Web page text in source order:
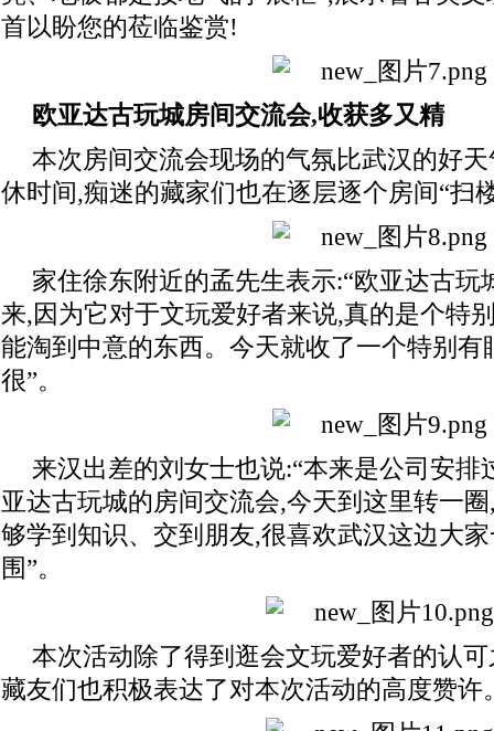
首以盼您的莅临鉴赏!
欧亚达古玩城房间交流会,收获多又精
本次房间交流会现场的气氛比武汉的好
休时间,痴迷的藏家们也在逐层逐个房间“扫
家住徐东附近的孟先生表示:“欧亚达古玩
来,因为它对于文玩爱好者来说,真的是个特
能淘到中意的东西。今天就收了一个特别有
很”。
来汉出差的刘女士也说:“本来是公司安排
亚达古玩城的房间交流会,今天到这里转一
够学到知识、交到朋友,很喜欢武汉这边大
围”。
本次活动除了得到逛会文玩爱好者的认
藏友们也积极表达了对本次活动的高度赞许